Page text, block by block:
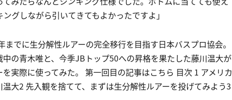
グしながら引いてきてもよかったですよ」
でに生分解性ルアーの完全移行を目指す日本バスプロ協会。
の青木唯と、今季JBトップ50への昇格を果たした藤川温大が
実際に使ってみた。 第一回目の記事はこちら 目次 1 アメリカ
大2 先入観を捨てて、まずは生分解性ルアーを投げてみよう3